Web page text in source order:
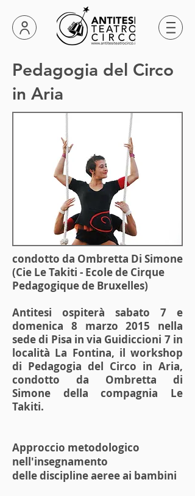
Pedagogia del Circo
in Aria
condotto da Ombretta Di Simone
(Cie Le Takiti - Ecole de Cirque
Pedagogique de Bruxelles)
Antitesi ospiterà sabato 7 e
domenica 8 marzo 2015 nella
sede di Pisa in via Guidiccioni 7 in
località La Fontina, il workshop
di Pedagogia del Circo in Aria,
condotto da Ombretta di
Simone della compagnia Le
Takiti.
Approccio metodologico
nell'insegnamento
delle discipline aeree ai bambini